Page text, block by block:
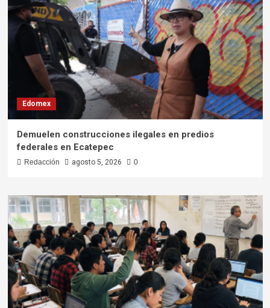
Edomex
Demuelen construcciones ilegales en predios
federales en Ecatepec
Redacción agosto 5, 2026 0